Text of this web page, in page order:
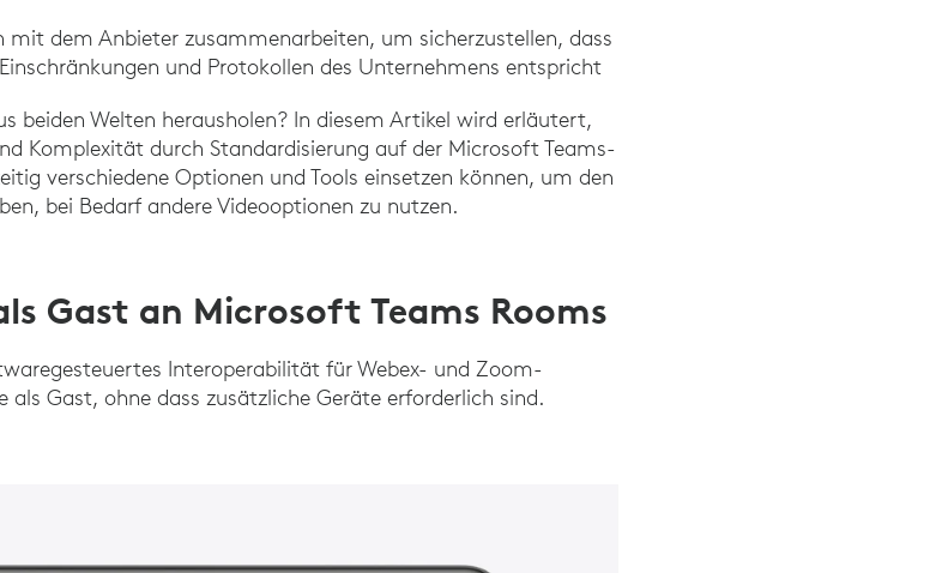
mit dem Anbieter zusammenarbeiten, um sicherzustellen, dass
und Protokollen des Unternehmens entspricht
beiden Welten herausholen? In diesem Artikel wird erläutert,
Komplexität durch Standardisierung auf der Microsoft Teams-
verschiedene Optionen und Tools einsetzen können, um den
bei Bedarf andere Videooptionen zu nutzen.
Gast an Microsoft Teams Rooms
Interoperabilität für Webex- und Zoom-
als Gast, ohne dass zusätzliche Geräte erforderlich sind.